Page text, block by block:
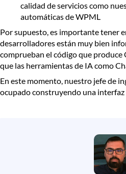
calidad de servicios como
automáticas de WPML
Por supuesto, es importante tener
desarrolladores están muy bien
comprueban el código que produce
que las herramientas de IA como
En este momento, nuestro jefe de
ocupado construyendo una